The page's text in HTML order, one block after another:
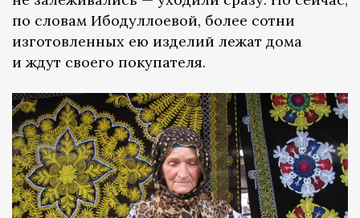
по словам Ибодуллоевой, более сотни
изготовленных ею изделий лежат дома
и ждут своего покупателя.